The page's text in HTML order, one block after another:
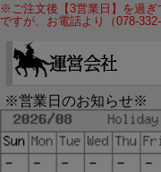
※ご注文後【3営業日】を過ぎ
ですが、お電話より（078-
※営業日のお知らせ※